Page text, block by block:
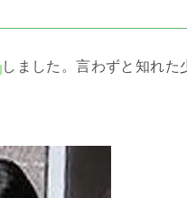
しました。言わずと知れた